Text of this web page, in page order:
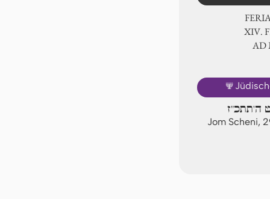
ⅩⅣ.
🕎
ה'תתכ"ז
Jom Scheni,